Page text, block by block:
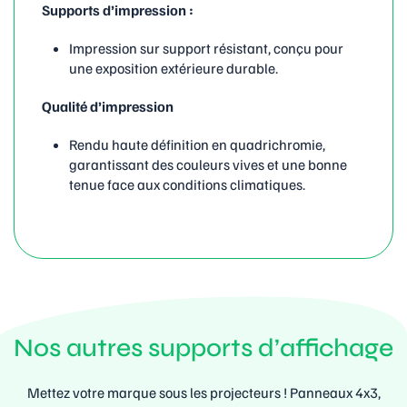
Supports d’impression :
Impression sur support résistant, conçu pour
une exposition extérieure durable.
Qualité d’impression
Rendu haute définition en quadrichromie,
garantissant des couleurs vives et une bonne
tenue face aux conditions climatiques.
Nos autres supports d’affichage
Mettez votre marque sous les projecteurs ! Panneaux 4x3,